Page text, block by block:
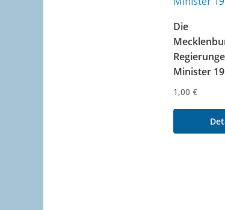
Die
Minister
1,00 €